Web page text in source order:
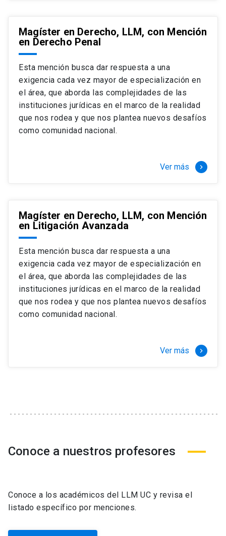
Magíster en Derecho, LLM, con Mención
en Derecho Penal
Esta mención busca dar respuesta a una
exigencia cada vez mayor de especialización en
el área, que aborda las complejidades de las
instituciones jurídicas en el marco de la realidad
que nos rodea y que nos plantea nuevos desafíos
como comunidad nacional.
Ver más keyboard_arrow_right
Magíster en Derecho, LLM, con Mención
en Litigación Avanzada
Esta mención busca dar respuesta a una
exigencia cada vez mayor de especialización en
el área, que aborda las complejidades de las
instituciones jurídicas en el marco de la realidad
que nos rodea y que nos plantea nuevos desafíos
como comunidad nacional.
Ver más keyboard_arrow_right
Conoce a nuestros profesores
Conoce a los académicos del LLM UC y revisa el
listado específico por menciones.